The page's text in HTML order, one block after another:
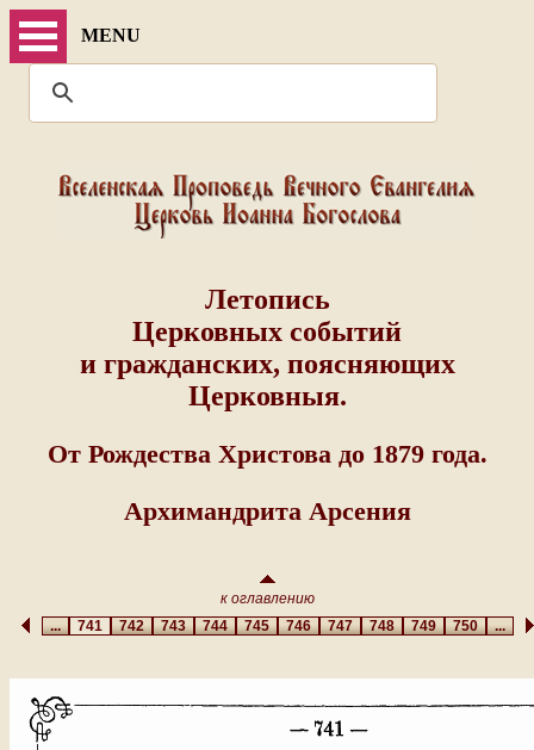
MENU
Летопись
Церковных событий
и гражданских, поясняющих
Церковныя.
От Рождества Христова до 1879 года.
Архимандрита Арсения
к оглавлению
... 741 742743744745746747748749750...